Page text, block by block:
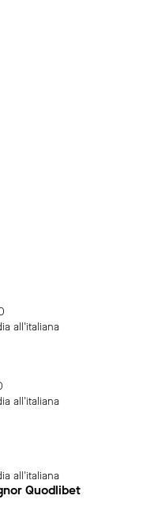
all'italiana
all'italiana
all'italiana
Quodlibet